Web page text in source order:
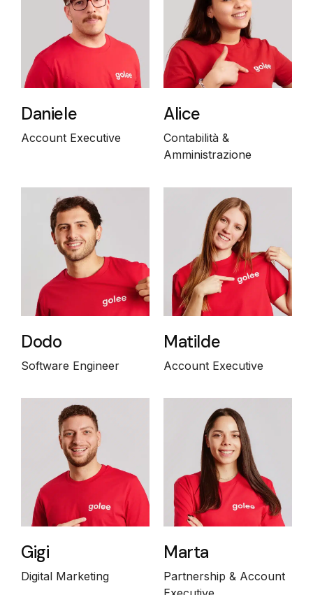
Daniele
Account Executive
Alice
Contabilità &
Amministrazione
Dodo
Software Engineer
Matilde
Account Executive
Gigi
Digital Marketing
Marta
Partnership & Account